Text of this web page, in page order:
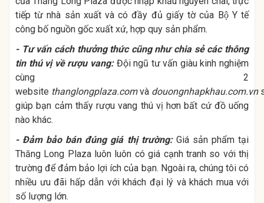
tiếp từ nhà sản xuất và có đầy đủ giấy tờ của Bộ Y tế
công bố nguồn gốc xuất xứ, hợp quy sản phẩm.
- Tư vấn cách thưởng thức cũng như chia sẻ các thông
tin thú vị về rượu vang:Đội ngũ tư vấn giàu kinh nghiệm
cùng 2
website thanglongplaza.comvà douongnhapkhau.com.vn
giúp bạn cảm thấy rượu vang thú vị hơn bất cứ đồ uống
nào khác.
- Đảm bảo bán đúng giá thị trường:Giá sản phẩm tại
Thăng Long Plaza luôn luôn có giá cạnh tranh so với thị
trường để đảm bảo lợi ích của bạn. Ngoài ra, chúng tôi có
nhiều ưu đãi hấp dẫn với khách đại lý và khách mua với
số lượng lớn.